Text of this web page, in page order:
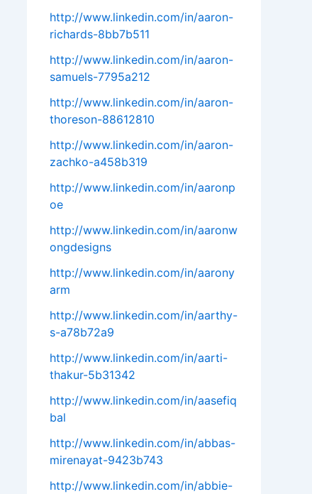
http://www.linkedin.com/in/aaron-
richards-8bb7b511
http://www.linkedin.com/in/aaron-
samuels-7795a212
http://www.linkedin.com/in/aaron-
thoreson-88612810
http://www.linkedin.com/in/aaron-
zachko-a458b319
http://www.linkedin.com/in/aaronp
oe
http://www.linkedin.com/in/aaronw
ongdesigns
http://www.linkedin.com/in/aarony
arm
http://www.linkedin.com/in/aarthy-
s-a78b72a9
http://www.linkedin.com/in/aarti-
thakur-5b31342
http://www.linkedin.com/in/aasefiq
bal
http://www.linkedin.com/in/abbas-
mirenayat-9423b743
http://www.linkedin.com/in/abbie-